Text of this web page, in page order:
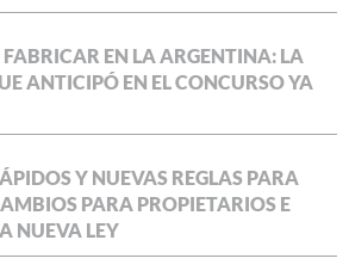
EN LA ARGENTINA: LA
ANTICIPÓ EN EL CONCURSO YA
Y NUEVAS REGLAS PARA
PARA PROPIETARIOS E
NUEVA LEY